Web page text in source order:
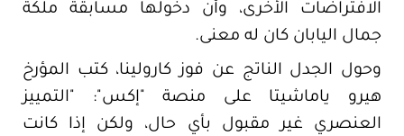
الافتراضات الأخرى، وأن دخولها مسابقة ملكة
جمال اليابان كان له معنى.
وحول الجدل الناتج عن فوز كارولينا، كتب المؤرخ
هيرو ياماشيتا على منصة "إكس": "التمييز
العنصري غير مقبول بأي حال، ولكن إذا كانت